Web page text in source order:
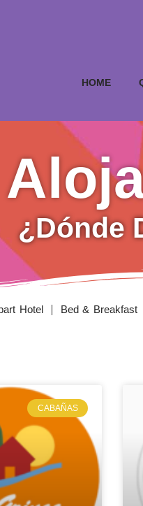
HOME
¿Dónde
Hotel Bed & Breakfast
CABAÑAS